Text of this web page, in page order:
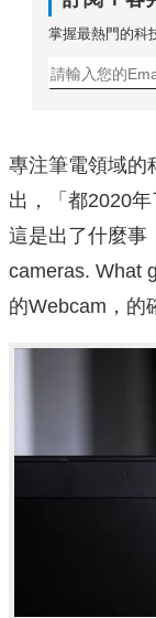
掌握最熱門的科
專注筆電領域的
出，「都2020
這是出了什麼事
cameras. What
的Webcam，的